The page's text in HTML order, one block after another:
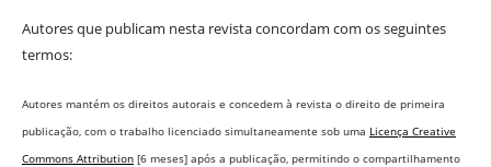
Autores que publicam nesta revista concordam com os seguintes
termos:
Autores mantém os direitos autorais e concedem à revista o direito de primeira
publicação, com o trabalho licenciado simultaneamente sob uma Licença Creative
Commons Attribution[6 meses] após a publicação, permitindo o compartilhamento